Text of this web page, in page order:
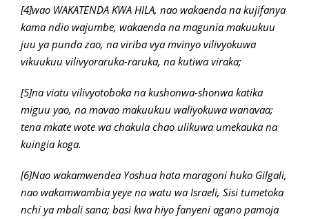
[4]wao WAKATENDA KWA HILA, nao wakaenda na kujifanya
kama ndio wajumbe, wakaenda na magunia makuukuu
juu ya punda zao, na viriba vya mvinyo vilivyokuwa
vikuukuu vilivyoraruka-raruka, na kutiwa viraka;
[5]na viatu vilivyotoboka na kushonwa-shonwa katika
miguu yao, na mavao makuukuu waliyokuwa wanavaa;
tena mkate wote wa chakula chao ulikuwa umekauka na
kuingia koga.
[6]Nao wakamwendea Yoshua hata maragoni huko Gilgali,
nao wakamwambia yeye na watu wa Israeli, Sisi tumetoka
nchi ya mbali sana; basi kwa hiyo fanyeni agano pamoja